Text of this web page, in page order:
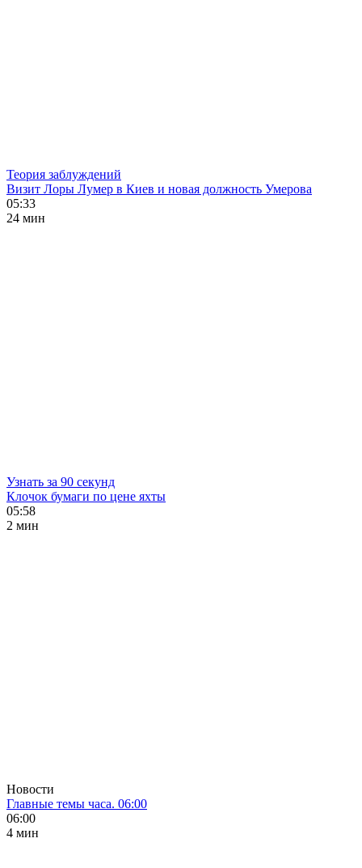
Теория заблуждений
Визит Лоры Лумер в Киев и новая должность Умерова
05:33
24 мин
Узнать за 90 секунд
Клочок бумаги по цене яхты
05:58
2 мин
Новости
Главные темы часа. 06:00
06:00
4 мин